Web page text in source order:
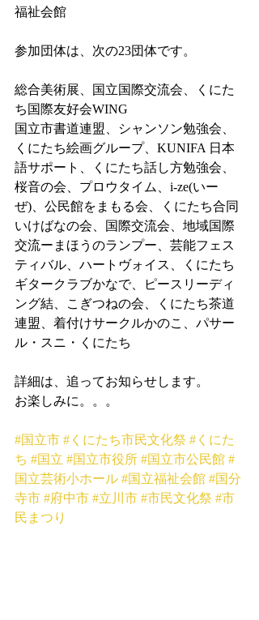
福祉会館
参加団体は、次の23団体です。
総合美術展、国立国際交流会、くにた
ち国際友好会WING
国立市書道連盟、シャンソン勉強会、
くにたち絵画グループ、KUNIFA 日本
語サポート、くにたち話し方勉強会、
桜音の会、プロウタイム、i-ze(いー
ぜ)、公民館をまもる会、くにたち合同
いけばなの会、国際交流会、地域国際
交流ーまほうのランプー、芸能フェス
ティバル、ハートヴォイス、くにたち
ギタークラブかなで、ピースリーディ
ング結、こぎつねの会、くにたち茶道
連盟、着付けサークルかのこ、パサー
ル・スニ・くにたち
詳細は、追ってお知らせします。
お楽しみに。。。
#国立市 #くにたち市民文化祭 #くにた
ち #国立 #国立市役所 #国立市公民館 #
国立芸術小ホール #国立福祉会館 #国分
寺市 #府中市 #立川市 #市民文化祭 #市
民まつり